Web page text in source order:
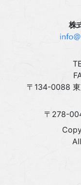
株
〒134-0088
〒278-